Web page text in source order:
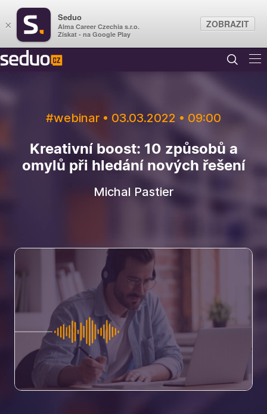
#webinar • 03.03.2022 • 09:00
Kreativní boost: 10 způsobů a
omylů při hledání nových řešení
Michal Pastier
×
Seduo
Alma Career Czechia s.r.o.
Získat - na Google Play
ZOBRAZIT